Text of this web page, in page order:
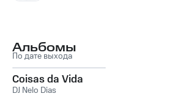
Альбомы
По дате выхода
Coisas da Vida
DJ Nelo Dias